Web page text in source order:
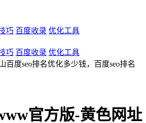
巧 百度收录 优化工具
巧 百度收录 优化工具
百度seo排名优化多少钱，百度seo排名
官方版-黄色网址